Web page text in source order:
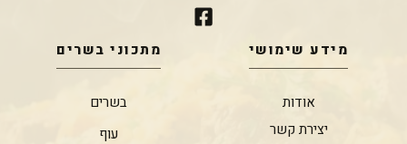
מידע שימושי
אודות
יצירת קשר
מתכוני בשרים
בשרים
עוף